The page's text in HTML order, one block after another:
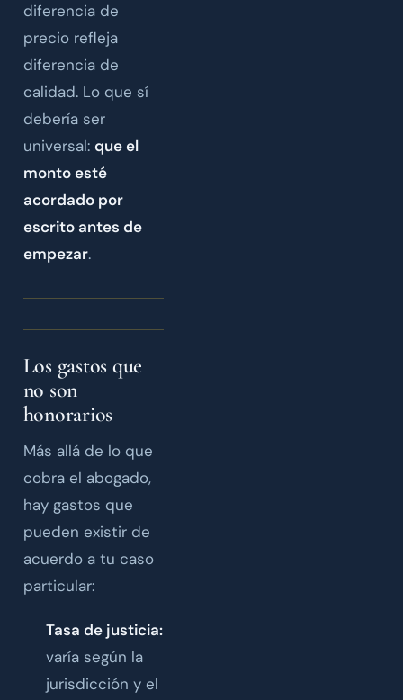
diferencia de
precio refleja
diferencia de
calidad. Lo que sí
debería ser
universal: que el
monto esté
acordado por
escrito antes de
empezar.
Los gastos que
no son
honorarios
Más allá de lo que
cobra el abogado,
hay gastos que
pueden existir de
acuerdo a tu caso
particular:
Tasa de justicia:
varía según la
jurisdicción y el